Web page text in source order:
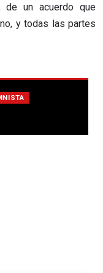
de un acuerdo que
y todas las partes